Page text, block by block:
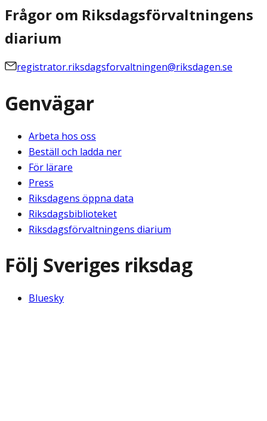
Frågor om Riksdagsförvaltningens
diarium
registrator.riksdagsforvaltningen@riksdagen.se
Genvägar
Arbeta hos oss
Beställ och ladda ner
För lärare
Press
Riksdagens öppna data
Riksdagsbiblioteket
Riksdagsförvaltningens diarium
Följ Sveriges riksdag
Bluesky